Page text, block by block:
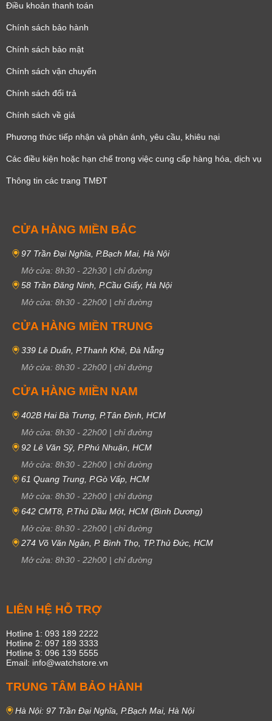
Điều khoản thanh toán
Chính sách bảo hành
Chính sách bảo mật
Chính sách vận chuyển
Chính sách đổi trả
Chính sách về giá
Phương thức tiếp nhận và phản ánh, yêu cầu, khiêu nại
Các điều kiện hoặc hạn chế trong việc cung cấp hàng hóa, dịch vụ
Thông tin các trang TMĐT
CỬA HÀNG MIỀN BẮC
97 Trần Đại Nghĩa, P.Bạch Mai, Hà Nội
Mở cửa: 8h30 - 22h30 | chỉ đường
58 Trần Đăng Ninh, P.Cầu Giấy, Hà Nội
Mở cửa: 8h30 - 22h00 | chỉ đường
CỬA HÀNG MIỀN TRUNG
339 Lê Duẩn, P.Thanh Khê, Đà Nẵng
Mở cửa: 8h30 - 22h00 | chỉ đường
CỬA HÀNG MIỀN NAM
402B Hai Bà Trưng, P.Tân Định, HCM
Mở cửa: 8h30 - 22h00 | chỉ đường
92 Lê Văn Sỹ, P.Phú Nhuận, HCM
Mở cửa: 8h30 - 22h00 | chỉ đường
61 Quang Trung, P.Gò Vấp, HCM
Mở cửa: 8h30 - 22h00 | chỉ đường
642 CMT8, P.Thủ Dầu Một, HCM (Bình Dương)
Mở cửa: 8h30 - 22h00 | chỉ đường
274 Võ Văn Ngân, P. Bình Thọ, TP.Thủ Đức, HCM
Mở cửa: 8h30 - 22h00 | chỉ đường
LIÊN HỆ HỖ TRỢ
Hotline 1: 093 189 2222
Hotline 2: 097 189 3333
Hotline 3: 096 139 5555
Email: info@watchstore.vn
TRUNG TÂM BẢO HÀNH
Hà Nội: 97 Trần Đại Nghĩa, P.Bạch Mai, Hà Nội